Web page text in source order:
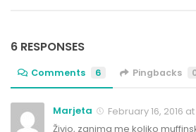
6 RESPONSES
Comments 6 Pingbacks
Marjeta
February 16, 2016
Živjo, zanima me koliko